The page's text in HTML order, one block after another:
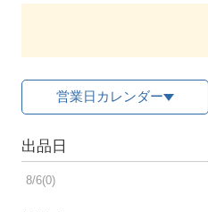
営業日カレンダー
出品日
8/6(0)